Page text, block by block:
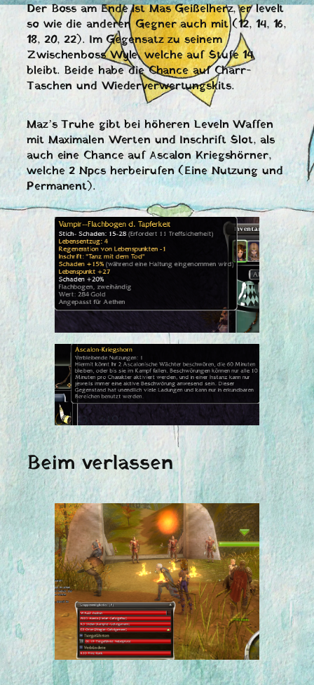
Der Boss am Ende ist Mas Geißelherz, er levelt
so wie die anderen Gegner auch mit (12, 14, 16,
18, 20, 22). Im Gegensatz zu seinem
Zwischenboss Wyle, welche auf Stufe 14
bleibt. Beide habe die Chance auf Charr-
Taschen und Wiederverwertungskits.
Maz’s Truhe gibt bei höheren Leveln Waffen
mit Maximalen Werten und Inschrift Slot, als
auch eine Chance auf Ascalon Kriegshörner,
welche 2 Npcs herbeirufen (Eine Nutzung und
Permanent).
Beim verlassen